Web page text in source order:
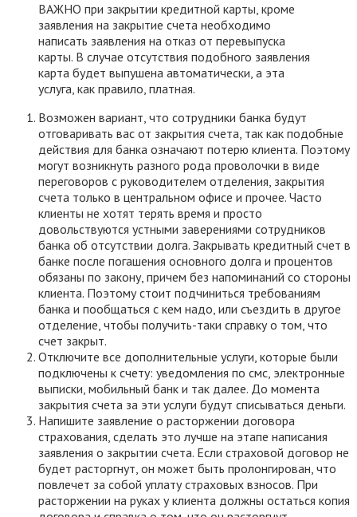
ВАЖНО при закрытии кредитной карты, кроме
заявления на закрытие счета необходимо
написать заявления на отказ от перевыпуска
карты. В случае отсутствия подобного заявления
карта будет выпушена автоматически, а эта
услуга, как правило, платная.
Возможен вариант, что сотрудники банка будут
отговаривать вас от закрытия счета, так как подобные
действия для банка означают потерю клиента. Поэтому
могут возникнуть разного рода проволочки в виде
переговоров с руководителем отделения, закрытия
счета только в центральном офисе и прочее. Часто
клиенты не хотят терять время и просто
довольствуются устными заверениями сотрудников
банка об отсутствии долга. Закрывать кредитный счет в
банке после погашения основного долга и процентов
обязаны по закону, причем без напоминаний со стороны
клиента. Поэтому стоит подчиниться требованиям
банка и пообщаться с кем надо, или съездить в другое
отделение, чтобы получить-таки справку о том, что
счет закрыт.
Отключите все дополнительные услуги, которые были
подключены к счету: уведомления по смс, электронные
выписки, мобильный банк и так далее. До момента
закрытия счета за эти услуги будут списываться деньги.
Напишите заявление о расторжении договора
страхования, сделать это лучше на этапе написания
заявления о закрытии счета. Если страховой договор не
будет расторгнут, он может быть пролонгирован, что
повлечет за собой уплату страховых взносов. При
расторжении на руках у клиента должны остаться копия